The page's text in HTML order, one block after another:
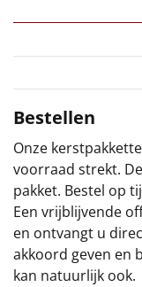
Particulier
Cadeaubon
Per stuk
Alle overige
Bestellen
Onze
voorraad strekt.
pakket. Bestel op
Een vrijblijvende
en ontvangt u
akkoord geven en
kan natuurlijk ook.